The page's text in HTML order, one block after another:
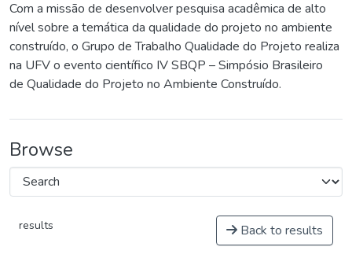
Com a missão de desenvolver pesquisa acadêmica de alto
nível sobre a temática da qualidade do projeto no ambiente
construído, o Grupo de Trabalho Qualidade do Projeto realiza
na UFV o evento científico IV SBQP – Simpósio Brasileiro
de Qualidade do Projeto no Ambiente Construído.
Browse
results Back to results